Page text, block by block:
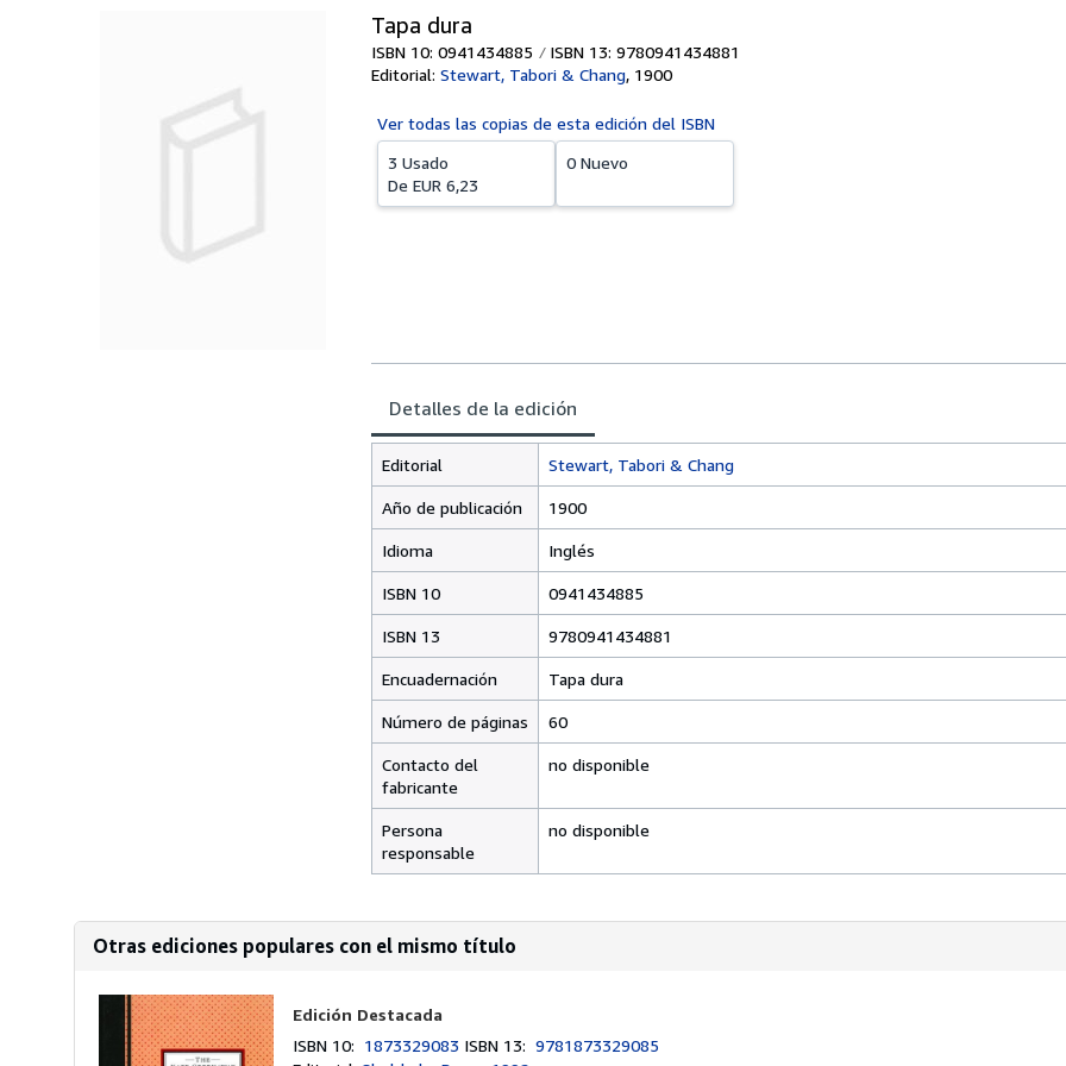
Tapa dura
ISBN 10: 0941434885
ISBN 13: 9780941434881
Editorial: Stewart, Tabori & Chang, 1900
Ver todas las copias de esta edición del ISBN
3 Usado
De EUR 6,23
0 Nuevo
Detalles de la edición
Editorial Stewart, Tabori & Chang
Año de publicación 1900
Idioma Inglés
ISBN 10 0941434885
ISBN 13 9780941434881
Encuadernación Tapa dura
Número de páginas 60
Contacto del
fabricante
no disponible
Persona
responsable
no disponible
Otras ediciones populares con el mismo título
Edición Destacada
ISBN 10: 1873329083 ISBN 13:9781873329085